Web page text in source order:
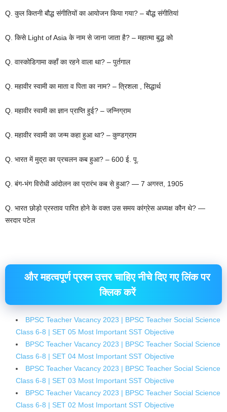
Q. कुल कितनी बौद्ध संगीतियों का आयोजन किया गया? – बौद्ध संगीतियां
Q. किसे Light of Asia के नाम से जाना जाता है? – महात्मा बुद्ध को
Q. वास्कोडिगामा कहाँ का रहने वाला था? – पुर्तगाल
Q. महावीर स्वामी का माता व पिता का नाम? – त्रिशला , सिद्धार्थ
Q. महावीर स्वामी का ज्ञान प्राप्ति हुई? – जन्निग्राम
Q. महावीर स्वामी का जन्म कहा हुआ था? – कुण्डग्राम
Q. भारत में मुद्रा का प्रचलन कब हुआ? – 600 ई. पू.
Q. बंग-भंग विरोधी आंदोलन का प्रारंभ कब से हुआ? — 7 अगस्त, 1905
Q. भारत छोड़ो प्रस्ताव पारित होने के वक्त उस समय कांग्रेस अध्यक्ष कौन थे? —
सरदार पटेल
और महत्वपूर्ण प्रश्न उत्तर चाहिए नीचे दिए गए लिंक पर
क्लिक करें
BPSC Teacher Vacancy 2023 | BPSC Teacher Social Science
Class 6-8 | SET 05 Most Important SST Objective
BPSC Teacher Vacancy 2023 | BPSC Teacher Social Science
Class 6-8 | SET 04 Most Important SST Objective
BPSC Teacher Vacancy 2023 | BPSC Teacher Social Science
Class 6-8 | SET 03 Most Important SST Objective
BPSC Teacher Vacancy 2023 | BPSC Teacher Social Science
Class 6-8 | SET 02 Most Important SST Objective